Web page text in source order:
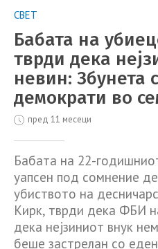
СВЕТ
Бабата на
тврди дека
невин: Збунета
демократи во
пред 11 месеци
Бабата на 22-
уапсен под сомнение
убиството на
Кирк, тврди дека ФБИ
дека нејзиниот внук
беше застрелан со